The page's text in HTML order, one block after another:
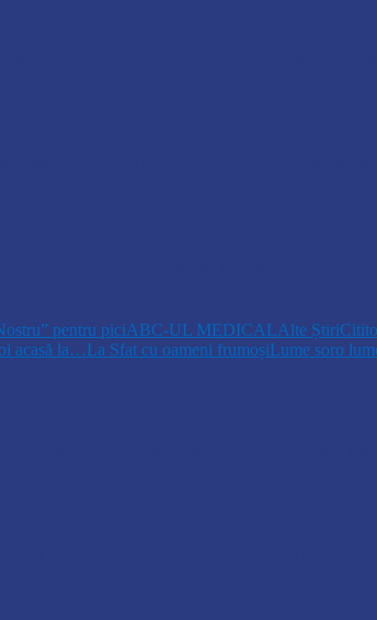
pentru piciABC-UL MEDICALAlte Știri
acasă la…La Sfat cu oameni frumoșiLume soro